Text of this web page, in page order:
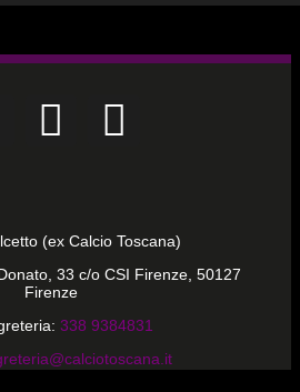
(ex Calcio Toscana)
33 c/o CSI Firenze, 50127
Firenze
338 9384831